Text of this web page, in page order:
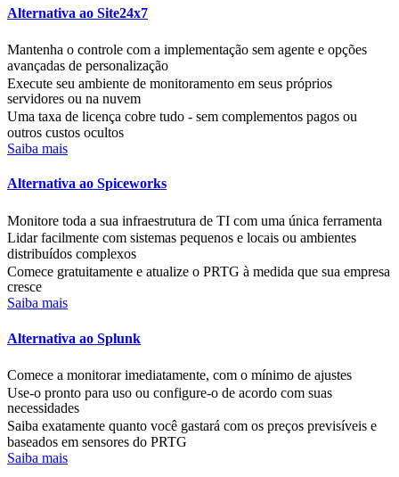
Alternativa ao Site24x7
Mantenha o controle com a implementação sem agente e opções
avançadas de personalização
Execute seu ambiente de monitoramento em seus próprios
servidores ou na nuvem
Uma taxa de licença cobre tudo - sem complementos pagos ou
outros custos ocultos
Saiba mais
Alternativa ao Spiceworks
Monitore toda a sua infraestrutura de TI com uma única ferramenta
Lidar facilmente com sistemas pequenos e locais ou ambientes
distribuídos complexos
Comece gratuitamente e atualize o PRTG à medida que sua empresa
cresce
Saiba mais
Alternativa ao Splunk
Comece a monitorar imediatamente, com o mínimo de ajustes
Use-o pronto para uso ou configure-o de acordo com suas
necessidades
Saiba exatamente quanto você gastará com os preços previsíveis e
baseados em sensores do PRTG
Saiba mais